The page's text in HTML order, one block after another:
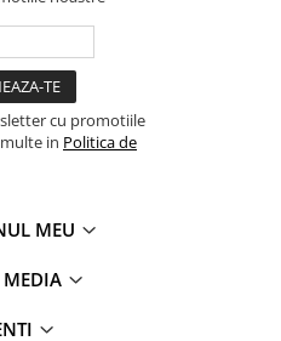
tare
fibra poliester hipoalergenica
®tratata antimicrobian si
cu promotiile
in Politica de
MEU
MEDIA